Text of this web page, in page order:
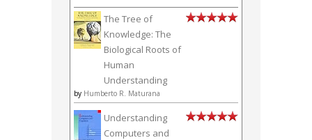
The Tree of
Knowledge: The
Biological Roots of
Human
Understanding
by Humberto R. Maturana
Understanding
Computers and